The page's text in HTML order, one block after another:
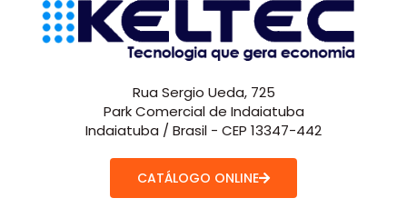
Rua Sergio Ueda, 725
Park Comercial de Indaiatuba
Indaiatuba / Brasil - CEP 13347-442
CATÁLOGO ONLINE